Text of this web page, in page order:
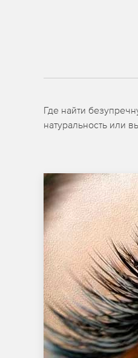
Где найти
натуральность или